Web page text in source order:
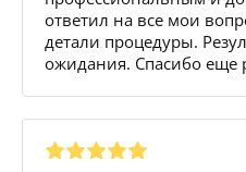
ответил на все мои
детали процедуры.
ожидания. Спасибо еще